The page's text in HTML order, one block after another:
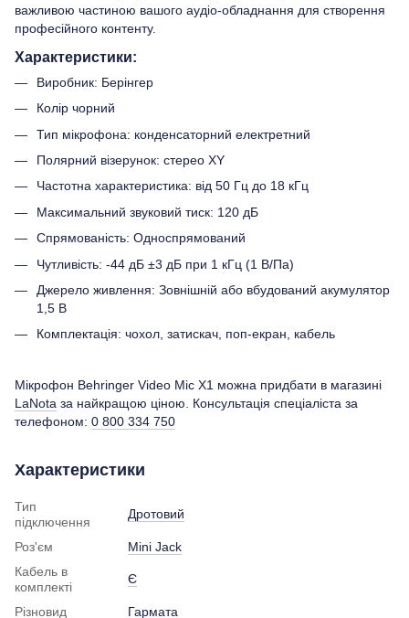
важливою частиною вашого аудіо-обладнання для створення
професійного контенту.
Характеристики:
Виробник: Берінгер
Колір чорний
Тип мікрофона: конденсаторний електретний
Полярний візерунок: стерео XY
Частотна характеристика: від 50 Гц до 18 кГц
Максимальний звуковий тиск: 120 дБ
Спрямованість: Односпрямований
Чутливість: -44 дБ ±3 дБ при 1 кГц (1 В/Па)
Джерело живлення: Зовнішній або вбудований акумулятор
1,5 В
Комплектація: чохол, затискач, поп-екран, кабель
Мікрофон Behringer Video Mic X1 можна придбати в магазині
LaNota за найкращою ціною. Консультація спеціаліста за
телефоном: 0 800 334 750
Характеристики
Тип
підключення
Дротовий
Роз'єм
Mini Jack
Кабель в
комплекті
Є
Різновид Гармата